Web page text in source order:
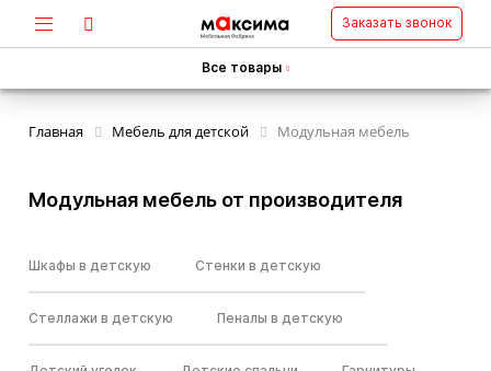
Заказать звонок
Все товары
Главная Мебель для детской Модульная мебель
Модульная мебель от производителя
Шкафы в детскую Стенки в детскую
Стеллажи в детскую Пеналы в детскую